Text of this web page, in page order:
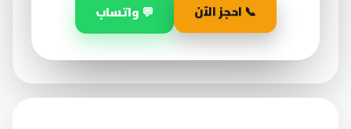
📞 احجز الآن 💬 واتساب